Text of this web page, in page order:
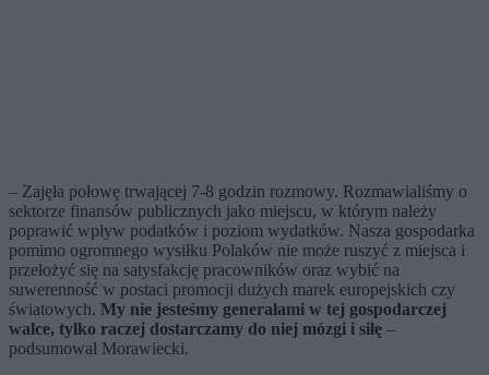
– Zajęła połowę trwającej 7-8 godzin rozmowy. Rozmawialiśmy o
sektorze finansów publicznych jako miejscu, w którym należy
poprawić wpływ podatków i poziom wydatków. Nasza gospodarka
pomimo ogromnego wysiłku Polaków nie może ruszyć z miejsca i
przełożyć się na satysfakcję pracowników oraz wybić na
suwerenność w postaci promocji dużych marek europejskich czy
światowych. My nie jesteśmy generałami w tej gospodarczej
walce, tylko raczej dostarczamy do niej mózgi i siłę –
podsumował Morawiecki.